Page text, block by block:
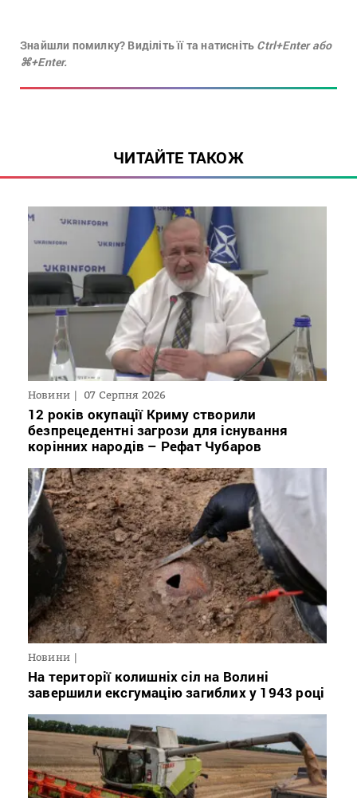
Знайшли помилку? Виділіть її та натисніть Ctrl+Enter або
⌘+Enter.
ЧИТАЙТЕ ТАКОЖ
Новини 07 Серпня 2026
12 років окупації Криму створили
безпрецедентні загрози для існування
корінних народів – Рефат Чубаров
Новини
На території колишніх сіл на Волині
завершили ексгумацію загиблих у 1943 році